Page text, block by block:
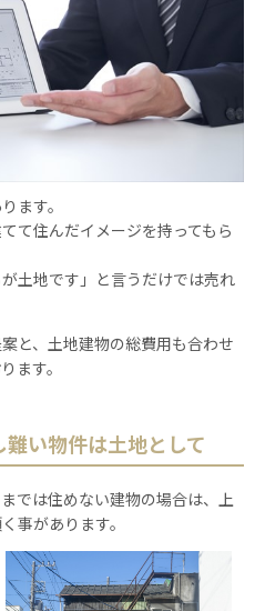
ます。
て住んだイメージを持ってもら
土地です」と言うだけでは売れ
と、土地建物の総費用も合わせ
ます。
い物件は土地として
では住めない建物の場合は、上
事があります。